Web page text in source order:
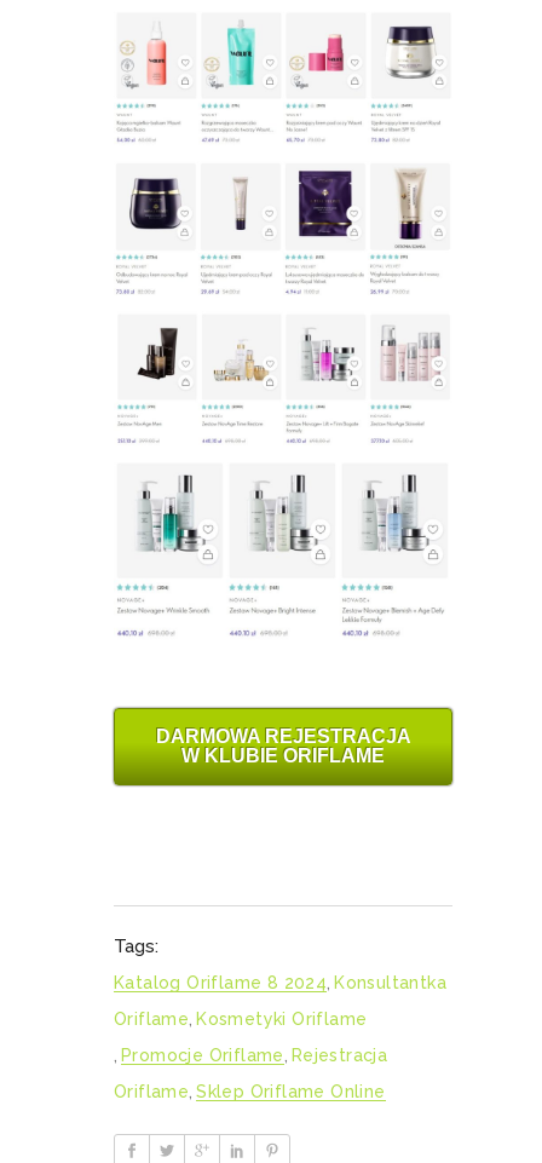
DARMOWA REJESTRACJA
W KLUBIE ORIFLAME
Tags:
Katalog Oriflame 8 2024, Konsultantka
Oriflame, Kosmetyki Oriflame
, Promocje Oriflame, Rejestracja
Oriflame, Sklep Oriflame Online